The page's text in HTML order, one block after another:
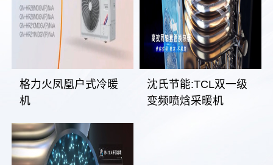
格力火凤凰户式冷暖
机
沈氏节能:TCL双一级
变频喷焓采暖机